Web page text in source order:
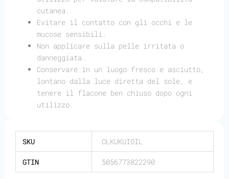
cutanea.
Evitare il contatto con gli occhi e le
mucose sensibili.
Non applicare sulla pelle irritata o
danneggiata.
Conservare in un luogo fresco e asciutto,
lontano dalla luce diretta del sole, e
tenere il flacone ben chiuso dopo ogni
utilizzo.
SKU OLKUKUIOIL
GTIN 5056773822290